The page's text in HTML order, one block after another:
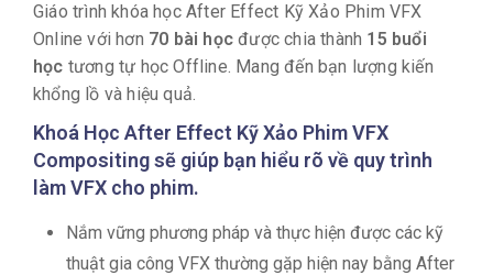
Giáo trình khóa học After Effect Kỹ Xảo Phim VFX
Online với hơn 70 bài học được chia thành 15 buổi
học tương tự học Offline. Mang đến bạn lượng kiến
khổng lồ và hiệu quả.
Khoá Học After Effect Kỹ Xảo Phim VFX
Compositing sẽ giúp bạn hiểu rõ về quy trình
làm VFX cho phim.
Nắm vững phương pháp và thực hiện được các kỹ
thuật gia công VFX thường gặp hiện nay bằng After